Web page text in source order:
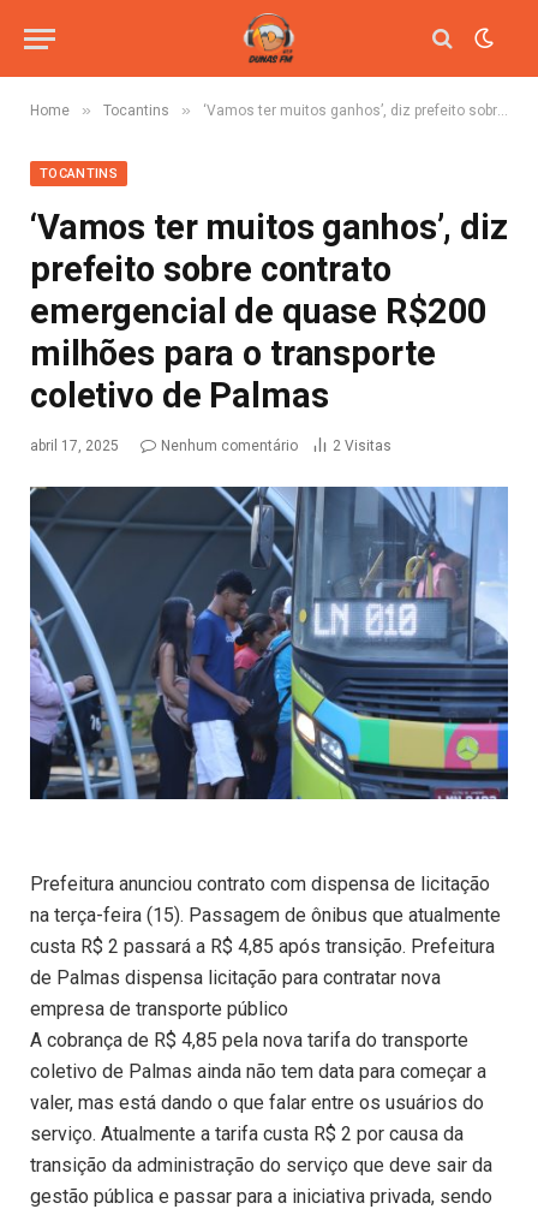
Home » Tocantins » ‘Vamos ter muitos ganhos’, diz prefeito sobre contrato emergencial de quase R$200 milhões para o transporte coletivo de Palmas
TOCANTINS
‘Vamos ter muitos ganhos’, diz
prefeito sobre contrato
emergencial de quase R$200
milhões para o transporte
coletivo de Palmas
abril 17, 2025 Nenhum comentário 2 Visitas
Prefeitura anunciou contrato com dispensa de licitação
na terça-feira (15). Passagem de ônibus que atualmente
custa R$ 2 passará a R$ 4,85 após transição. Prefeitura
de Palmas dispensa licitação para contratar nova
empresa de transporte público
A cobrança de R$ 4,85 pela nova tarifa do transporte
coletivo de Palmas ainda não tem data para começar a
valer, mas está dando o que falar entre os usuários do
serviço. Atualmente a tarifa custa R$ 2 por causa da
transição da administração do serviço que deve sair da
gestão pública e passar para a iniciativa privada, sendo